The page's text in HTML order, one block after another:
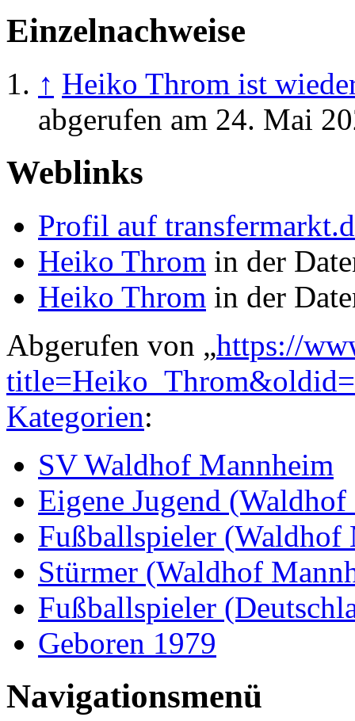
Einzelnachweise
↑ Heiko Throm ist
abgerufen am 24. Mai
Weblinks
Profil auf
Heiko Throm in der
Heiko Throm in der
Abgerufen von „https://
Kategorien:
SV Waldhof Mannheim
Eigene Jugend
Fußballspieler (Waldhof
Stürmer (Waldhof
Fußballspieler
Geboren 1979
Navigationsmenü